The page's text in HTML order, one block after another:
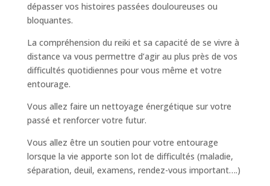
dépasser vos histoires passées douloureuses ou
bloquantes.
La compréhension du reiki et sa capacité de se vivre à
distance va vous permettre d’agir au plus près de vos
difficultés quotidiennes pour vous même et votre
entourage.
Vous allez faire un nettoyage énergétique sur votre
passé et renforcer votre futur.
Vous allez être un soutien pour votre entourage
lorsque la vie apporte son lot de difficultés (maladie,
séparation, deuil, examens, rendez-vous important….)